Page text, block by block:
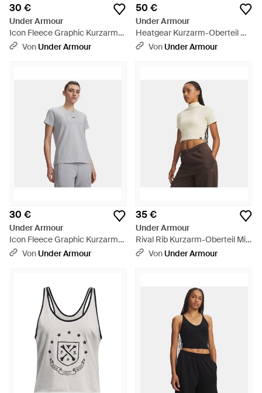
30 €
Under Armour
Icon Fleece Graphic Kurzarm-
Oberteil Für Damen Claret
VonUnder Armour
50 €
Under Armour
Heatgear Kurzarm-Oberteil Mit
Durchgehendem Zip Für
VonUnder Armour
30 €
Under Armour
Icon Fleece Graphic Kurzarm-
Oberteil Für Damen Mod Light
VonUnder Armour
35 €
Under Armour
Rival Rib Kurzarm-Oberteil Mit
Stehkragen Für Damen Winter
VonUnder Armour